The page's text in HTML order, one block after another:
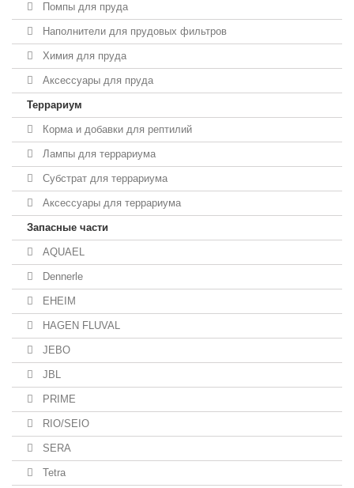
Помпы для пруда
Наполнители для прудовых фильтров
Химия для пруда
Аксессуары для пруда
Террариум
Корма и добавки для рептилий
Лампы для террариума
Субстрат для террариума
Аксессуары для террариума
Запасные части
AQUAEL
Dennerle
EHEIM
HAGEN FLUVAL
JEBO
JBL
PRIME
RIO/SEIO
SERA
Tetra